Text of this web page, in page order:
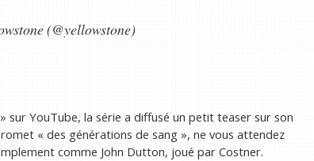
(@yellowstone)
sur YouTube, la série a diffusé un petit teaser sur son
« des générations de sang », ne vous attendez
comme John Dutton, joué par Costner.